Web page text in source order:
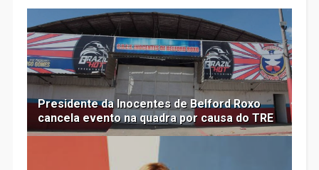
Presidente da Inocentes de Belford Roxo
cancela evento na quadra por causa do TRE